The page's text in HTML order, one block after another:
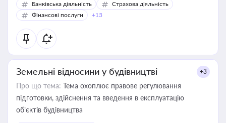
Банківська діяльність
Страхова діяльність
Фінансові послуги
+13
Земельні відносини у будівництві +3
Про що тема: Тема охоплює правове регулювання
підготовки, здійснення та введення в експлуатацію
об’єктів будівництва